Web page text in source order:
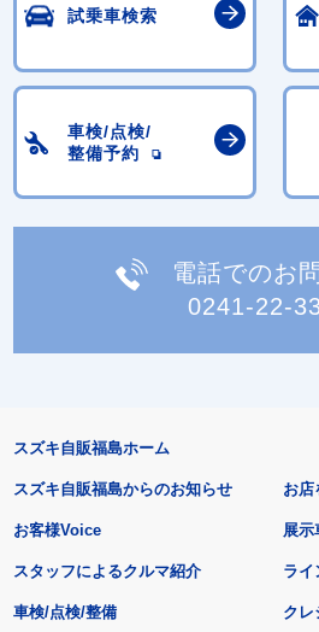
試乗車検索
車検/点検/
整備予約
電話でのお
0241-22-
スズキ自販福島ホーム
スズキ自販福島からのお知らせ
お客様Voice
スタッフによるクルマ紹介
お店
展示
ライ
車検/点検/整備 クレ